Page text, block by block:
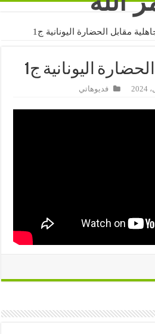
مقابل الحضارة اليونانية ج1
اليونانية ج1
فديوهاتي